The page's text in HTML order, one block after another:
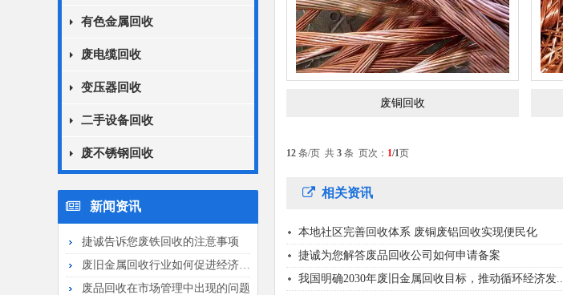
有色金属回收
废电缆回收
变压器回收
二手设备回收
废不锈钢回收
新闻资讯
捷诚告诉您废铁回收的注意事项
废旧金属回收行业如何促进经济发展
废品回收在市场管理中出现的问题
废铜回收
12 条/页 共 3 条 页次： 1/1页
相关资讯
本地社区完善回收体系 废铜废铝回收实现便民化
捷诚为您解答废品回收公司如何申请备案
我国明确2030年废旧金属回收目标，推动循环经济发..